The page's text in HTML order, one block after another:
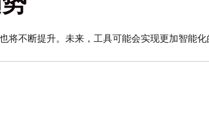
不断提升。未来，工具可能会实现更加智能